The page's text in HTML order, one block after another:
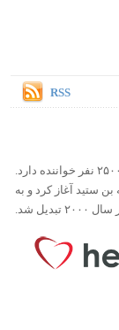
RSS
کار خود را در سال ۱۹۹۸ بوسیله بن ستید آغاز کرد و به
شد.